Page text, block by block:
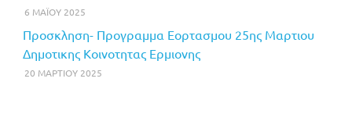
6 ΜΑΪΟΥ 2025
Προσκληση- Προγραμμα Εορτασμου 25ης Μαρτιου
Δημοτικης Κοινοτητας Ερμιονης
20 ΜΑΡΤΙΟΥ 2025